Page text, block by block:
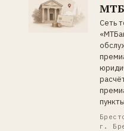
Сеть
г.